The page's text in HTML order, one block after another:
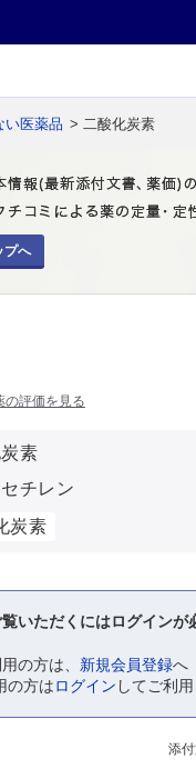
い医薬品 > 二酸化炭素
プへ
の評価を見る
素
チレン
炭素
いただくにはログインが
の方は、 新規会員登録へ
の方はログイン してご利
添